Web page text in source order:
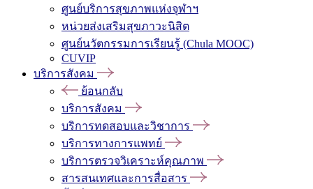
ศูนย์บริการสุขภาพแห่งจุฬาฯ
หน่วยส่งเสริมสุขภาวะนิสิต
ศูนย์นวัตกรรมการเรียนรู้ (Chula MOOC)
CUVIP
บริการสังคม
ย้อนกลับ
บริการสังคม
บริการทดสอบและวิชาการ
บริการทางการแพทย์
บริการตรวจวิเคราะห์คุณภาพ
สารสนเทศและการสื่อสาร